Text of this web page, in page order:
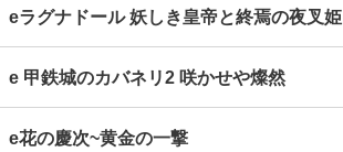
eラグナドール 妖しき皇帝と終焉の夜叉姫
e 甲鉄城のカバネリ2 咲かせや燦然
e花の慶次~黄金の一撃